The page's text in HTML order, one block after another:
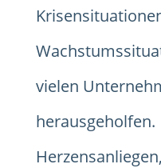
vielen
Herzensanliegen,